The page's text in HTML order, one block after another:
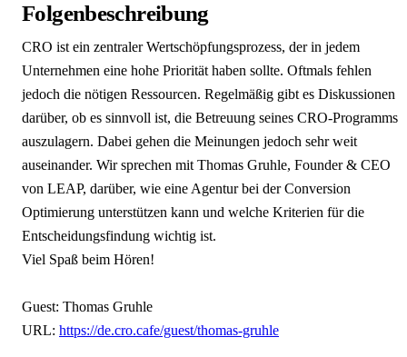
Folgenbeschreibung
CRO ist ein zentraler Wertschöpfungsprozess, der in jedem
Unternehmen eine hohe Priorität haben sollte. Oftmals fehlen
jedoch die nötigen Ressourcen. Regelmäßig gibt es Diskussionen
darüber, ob es sinnvoll ist, die Betreuung seines CRO-Programms
auszulagern. Dabei gehen die Meinungen jedoch sehr weit
auseinander. Wir sprechen mit Thomas Gruhle, Founder & CEO
von LEAP, darüber, wie eine Agentur bei der Conversion
Optimierung unterstützen kann und welche Kriterien für die
Entscheidungsfindung wichtig ist.
Viel Spaß beim Hören!
Guest: Thomas Gruhle
URL: https://de.cro.cafe/guest/thomas-gruhle